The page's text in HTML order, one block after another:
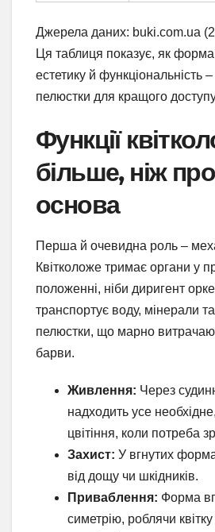
Джерела даних: buki.com.ua
Ця таблиця показує, як
естетику й функціональність
пелюстки для кращого
Функції
більше, ніж
основа
Перша й очевидна роль –
Квітколоже тримає органи у
положенні, ніби диригент
транспортує воду, мінерали
пелюстки, що марно
барви.
Живлення: Через
надходить усе
цвітіння, коли потреба
Захист: У вгнутих
від дощу чи шкідників.
Приваблення: Форма
симетрію, роблячи